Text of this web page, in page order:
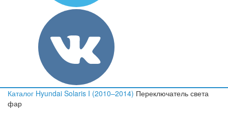
Каталог Hyundai Solaris I (2010–2014) Переключатель света
фар